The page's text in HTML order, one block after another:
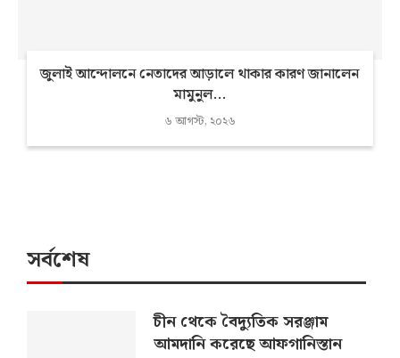
জুলাই আন্দোলনে নেতাদের আড়ালে থাকার কারণ জানালেন
মামুনুল...
৬ আগস্ট, ২০২৬
সর্বশেষ
চীন থেকে বৈদ্যুতিক সরঞ্জাম
আমদানি করেছে আফগানিস্তান